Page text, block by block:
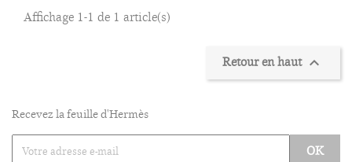
Affichage 1-1 de 1 article(s)
Retour en haut 
Recevez la feuille d'Hermès